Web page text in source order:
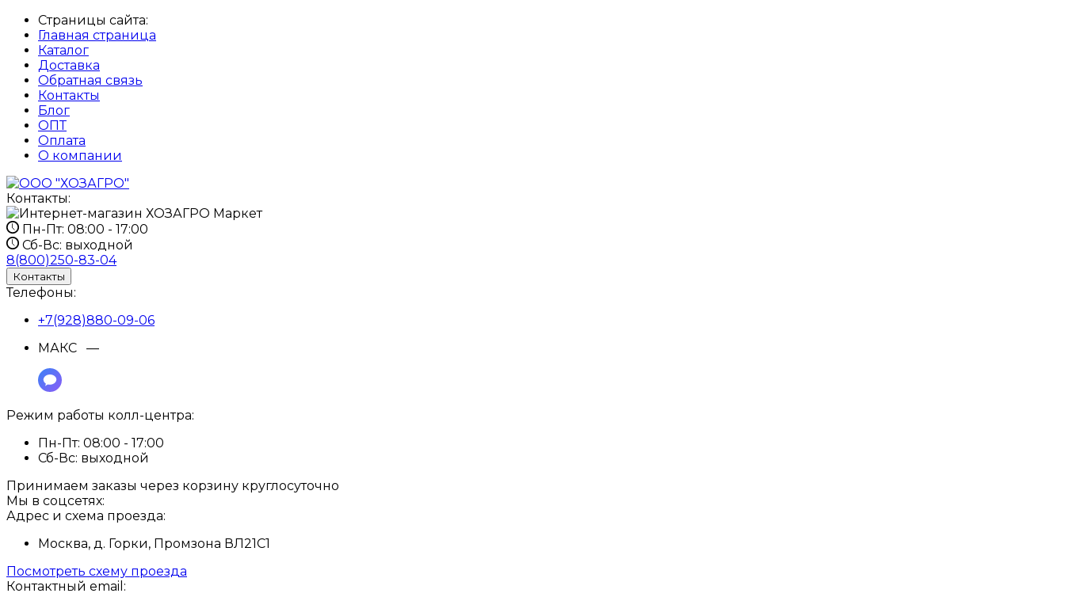
Страницы сайта:
Главная страница
Каталог
Доставка
Обратная связь
Контакты
Блог
ОПТ
Оплата
О компании
Контакты:
Пн-Пт: 08:00 - 17:00
Сб-Вс: выходной
8(800)250-83-04
Контакты
Телефоны:
+7(928)880-09-06
МАКС —
Режим работы колл-центра:
Пн-Пт: 08:00 - 17:00
Сб-Вс: выходной
Принимаем заказы через корзину круглосуточно
Мы в соцсетях:
Адрес и схема проезда:
Москва, д. Горки, Промзона ВЛ21С1
Посмотреть схему проезда
Контактный email: